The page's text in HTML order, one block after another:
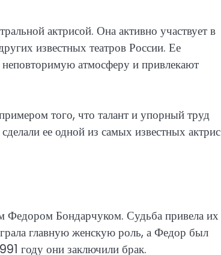
актрисой. Она активно участвует в
известных театров России. Ее
атмосферу и привлекают
того, что талант и упорный труд
ее одной из самых известных актрис
Федором Бондарчуком. Судьба привела их
главную женскую роль, а Федор был
году они заключили брак.